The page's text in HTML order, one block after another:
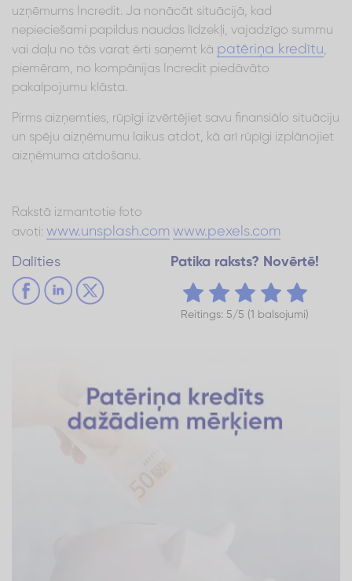
uzņēmums Incredit. Ja nonācāt situācijā, kad
nepieciešami papildus naudas līdzekļi, vajadzīgo summu
vai daļu no tās varat ērti saņemt kā patēriņa kredītu,
piemēram, no kompānijas Incredit piedāvāto
pakalpojumu klāsta.
Pirms aizņemties, rūpīgi izvērtējiet savu finansiālo situāciju
un spēju aizņēmumu laikus atdot, kā arī rūpīgi izplānojiet
aizņēmuma atdošanu.
Rakstā izmantotie foto
avoti: www.unsplash.com www.pexels.com
Dalīties Patika raksts? Novērtē!
Reitings: 5/5 (1 balsojumi)